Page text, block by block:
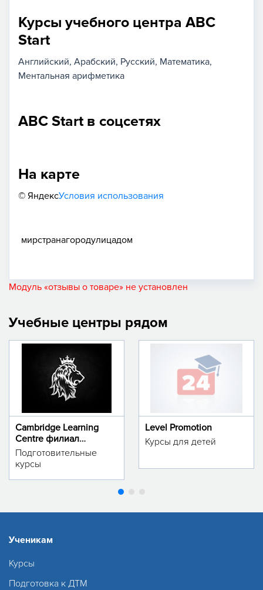
Курсы учебного центра ABC
Start
Английский Арабский Русский Математика
Ментальная арифметика
ABC Start в соцсетях
На карте
© ЯндексУсловия использования
мирстранагородулицадом
Модуль «отзывы о товаре» не установлен
Учебные центры рядом
Cambridge Learning
Centre филиал
м.Тинчлик
Подготовительные
курсы
Level Promotion
Курсы для детей
Ученикам
Курсы
Подготовка к ДТМ